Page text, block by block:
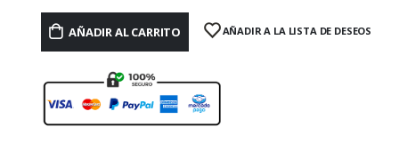
AÑADIR AL CARRITO AÑADIR A LA LISTA DE DESEOS